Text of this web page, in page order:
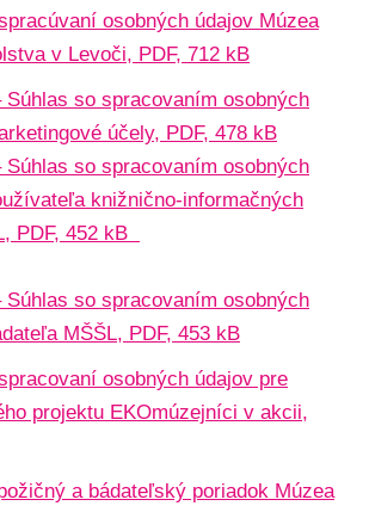
osobných údajov Múzea
v Levoči, PDF, 712 kB
Súhlas so spracovaním osobných
účely, PDF, 478 kB
Súhlas so spracovaním osobných
knižnično-informačných
PDF, 452 kB
Súhlas so spracovaním osobných
MŠŠL, PDF, 453 kB
osobných údajov pre
projektu EKOmúzejníci v akcii,
a bádateľský poriadok Múzea